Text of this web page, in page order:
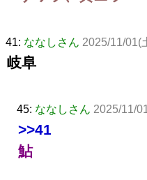
41: ななしさん 2025/11/01(
岐阜
45: ななしさん 2025/11/
>>41
鮎